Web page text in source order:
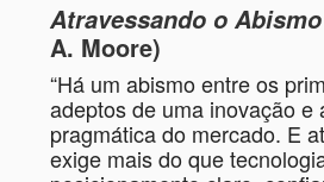
Atravessando o Abismo
A. Moore)
“Há um abismo entre os
adeptos de uma inovação e
pragmática do mercado. E
exige mais do que